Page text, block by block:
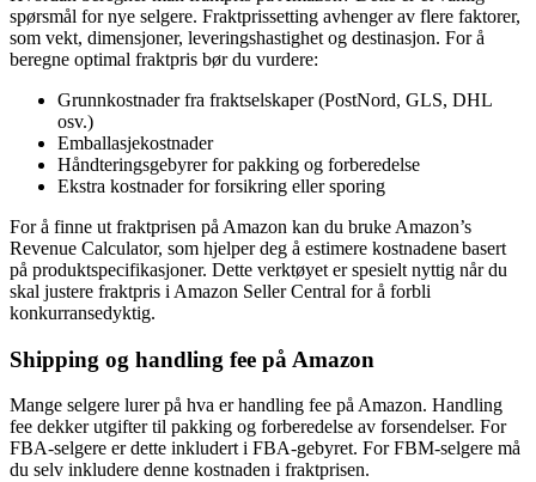
spørsmål for nye selgere. Fraktprissetting avhenger av flere faktorer,
som vekt, dimensjoner, leveringshastighet og destinasjon. For å
beregne optimal fraktpris bør du vurdere:
Grunnkostnader fra fraktselskaper (PostNord, GLS, DHL
osv.)
Emballasjekostnader
Håndteringsgebyrer for pakking og forberedelse
Ekstra kostnader for forsikring eller sporing
For å finne ut fraktprisen på Amazon kan du bruke Amazon’s
Revenue Calculator, som hjelper deg å estimere kostnadene basert
på produktspecifikasjoner. Dette verktøyet er spesielt nyttig når du
skal justere fraktpris i Amazon Seller Central for å forbli
konkurransedyktig.
Shipping og handling fee på Amazon
Mange selgere lurer på hva er handling fee på Amazon. Handling
fee dekker utgifter til pakking og forberedelse av forsendelser. For
FBA-selgere er dette inkludert i FBA-gebyret. For FBM-selgere må
du selv inkludere denne kostnaden i fraktprisen.